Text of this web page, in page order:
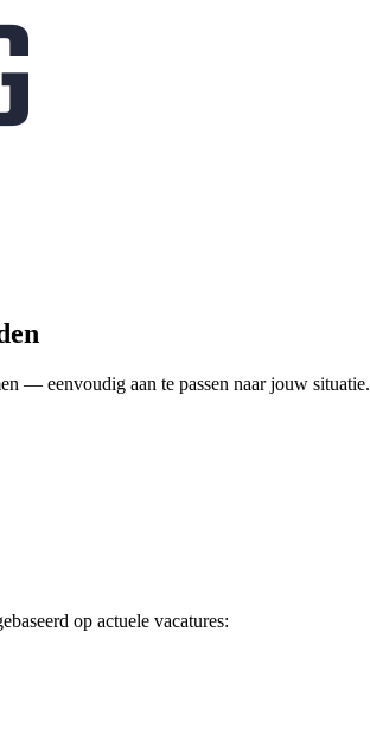
— eenvoudig aan te passen naar jouw situatie.
op actuele vacatures: